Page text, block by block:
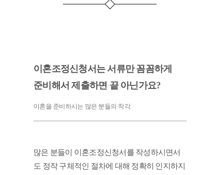
이혼조정신청서는 서류만 꼼꼼하게
준비해서 제출하면 끝 아닌가요?
이혼을 준비하시는 많은 분들의 착각.
많은 분들이 이혼조정신청서를 작성하시면서
도 정작 구체적인 절차에 대해 정확히 인지하지